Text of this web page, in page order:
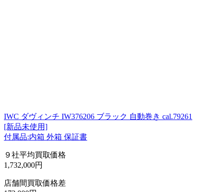
IWC ダヴィンチ IW376206 ブラック 自動巻き cal.79261
[新品未使用]
付属品:内箱 外箱 保証書
９社平均買取価格
1,732,000円
店舗間買取価格差